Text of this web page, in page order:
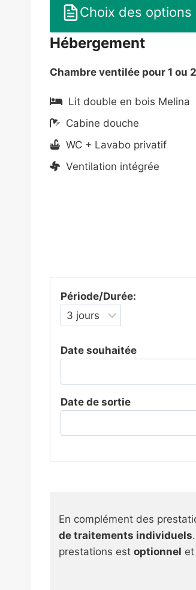
Choix des options
Hébergement
Chambre ventilée pour 1 ou
Lit double en bois Melina
Cabine douche
WC + Lavabo privatif
Ventilation intégrée
Période/Durée:
Date souhaitée
Date de sortie
En complément des
de traitements individuels
prestations est optionnel